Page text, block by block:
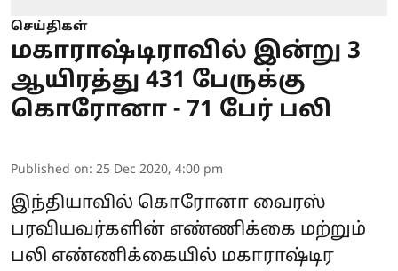
செய்திகள்
மகாராஷ்டிராவில் இன்று 3
ஆயிரத்து 431 பேருக்கு
கொரோனா - 71 பேர் பலி
Published on: 25 Dec 2020, 4:00 pm
இந்தியாவில் கொரோனா வைரஸ்
பரவியவர்களின் எண்ணிக்கை மற்றும்
பலி எண்ணிக்கையில் மகாராஷ்டிர